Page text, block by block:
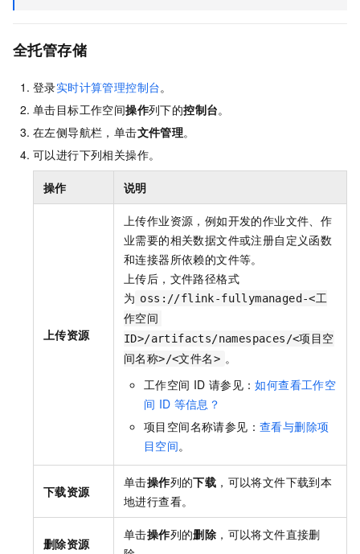
全托管存储
登录实时计算管理控制台。
单击目标工作空间操作列下的控制台。
在左侧导航栏，单击文件管理。
可以进行下列相关操作。
操作 说明
上传资源
上传作业资源，例如开发的作业文件、作
业需要的相关数据文件或注册自定义函数
和连接器所依赖的文件等。
上传后，文件路径格式
为 oss://flink-fullymanaged-<工
作空间
ID>/artifacts/namespaces/<项目空
间名称>/<文件名> 。
工作空间 ID 请参见：如何查看工作空
间 ID 等信息？
项目空间名称请参见： 查看与删除项
目空间。
下载资源
单击操作列的下载 ，可以将文件下载到本
地进行查看。
删除资源
单击操作列的删除 ，可以将文件直接删